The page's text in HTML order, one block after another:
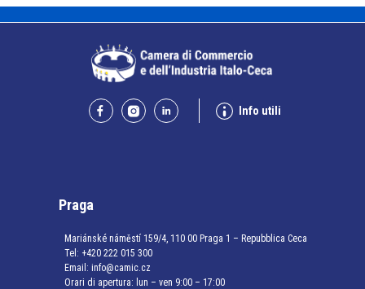
Info utili
Praga
Mariánské náměstí 159/4, 110 00 Praga 1 – Repubblica Ceca
Tel: +420 222 015 300
Email: info@camic.cz
Orari di apertura: lun – ven 9:00 – 17:00